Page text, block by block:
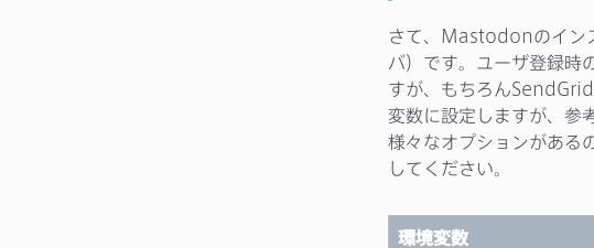
さて、Mastodonのイン
バ）です。ユーザ登録時
すが、もちろん
変数に設定しますが、参
様々なオプションがある
してください。
環境変数